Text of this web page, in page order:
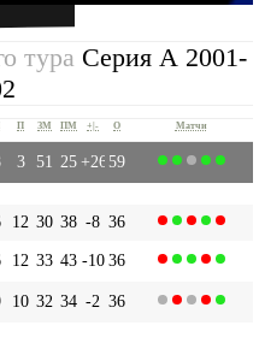
тура Серия А 2001-
П ЗМ ПМ +|- О Матчи
3 51 25+26 59
12 30 38 -8 36
12 33 43 -10 36
10 32 34 -2 36